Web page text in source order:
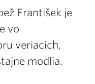
František je
vo
veriacich,
modlia.